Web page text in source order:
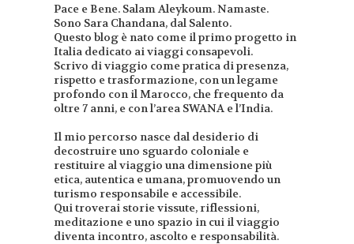
Pace e Bene. Salam Aleykoum. Namaste.
Sono Sara Chandana, dal Salento.
Questo blog è nato come il primo progetto in
Italia dedicato ai viaggi consapevoli.
Scrivo di viaggio come pratica di presenza,
rispetto e trasformazione, con un legame
profondo con il Marocco, che frequento da
oltre 7 anni, e con l’area SWANA e l’India.
Il mio percorso nasce dal desiderio di
decostruire uno sguardo coloniale e
restituire al viaggio una dimensione più
etica, autentica e umana, promuovendo un
turismo responsabile e accessibile.
Qui troverai storie vissute, riflessioni,
meditazione e uno spazio in cui il viaggio
diventa incontro, ascolto e responsabilità.